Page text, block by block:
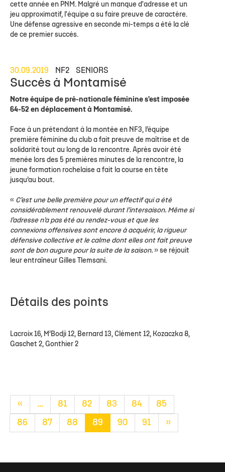
cette année en PNM. Malgré un manque d'adresse et un
jeu approximatif, l'équipe a su faire preuve de caractère.
Une défense agressive en seconde mi-temps a été la clé
de ce premier succés.
30.09.2019 NF2 SENIORS
Succès à Montamisé
Notre équipe de pré-nationale féminine s'est imposée
64-52 en déplacement à Montamisé.
Face à un prétendant à la montée en NF3, l’équipe
première féminine du club a fait preuve de maîtrise et de
solidarité tout au long de la rencontre. Après avoir été
menée lors des 5 premières minutes de la rencontre, la
jeune formation rochelaise a fait la course en tête
jusqu’au bout.
« C’est une belle première pour un effectif qui a été
considérablement renouvelé durant l’intersaison. Même si
l’adresse n’a pas été au rendez-vous et que les
connexions offensives sont encore à acquérir, la rigueur
défensive collective et le calme dont elles ont fait preuve
sont de bon augure pour la suite de la saison. » se réjouit
leur entraîneur Gilles Tlemsani.
Détails des points
Lacroix 16, M’Bodji 12, Bernard 13, Clément 12, Kozaczka 8,
Gaschet 2, Gonthier 2
« ... 81 82 83 84 85
86 87 88 89 90 91 »